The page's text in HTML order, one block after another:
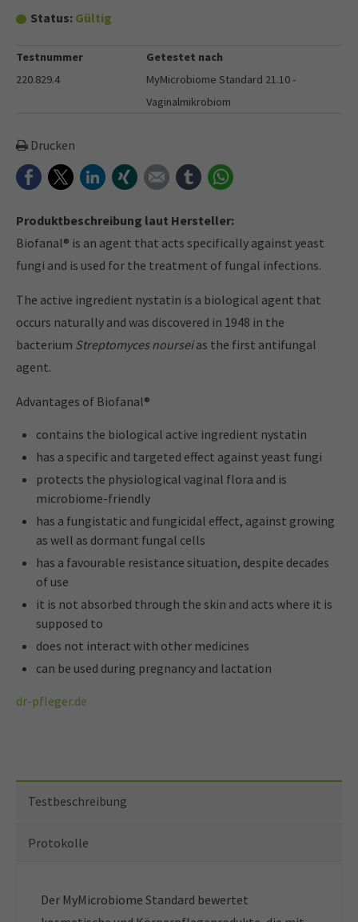
Status: Gültig
Testnummer
220.829.4
Getestet nach
MyMicrobiome Standard 21.10 -
Vaginalmikrobiom
Drucken
FacebookTwitterLinkedInXing E-mail tumblr
Produktbeschreibung laut Hersteller:
Biofanal® is an agent that acts specifically against yeast
fungi and is used for the treatment of fungal infections.
The active ingredient nystatin is a biological agent that
occurs naturally and was discovered in 1948 in the
bacterium Streptomyces nourseias the first antifungal
agent.
Advantages of Biofanal®
contains the biological active ingredient nystatin
has a specific and targeted effect against yeast fungi
protects the physiological vaginal flora and is
microbiome-friendly
has a fungistatic and fungicidal effect, against growing
as well as dormant fungal cells
has a favourable resistance situation, despite decades
of use
it is not absorbed through the skin and acts where it is
supposed to
does not interact with other medicines
can be used during pregnancy and lactation
dr-pfleger.de
Testbeschreibung
Protokolle
Der MyMicrobiome Standard bewertet